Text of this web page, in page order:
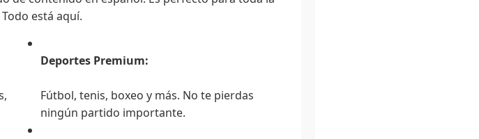
está aquí.
Deportes Premium:
Fútbol, tenis, boxeo y más. No te pierdas
ningún partido importante.